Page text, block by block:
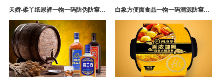
天娇-柔丫纸尿裤一物一码防伪防窜货追溯系统案例 白象方便面食品一物一码溯源防窜货解决方案